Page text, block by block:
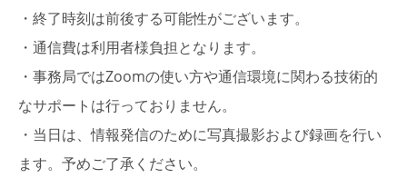
・終了時刻は前後する可能性がございます。
・通信費は利用者様負担となります。
・事務局ではZoomの使い⽅や通信環境に関わる技術的
なサポートは⾏っておりません。
・当日は、情報発信のために写真撮影および録画を行い
ます。予めご了承ください。